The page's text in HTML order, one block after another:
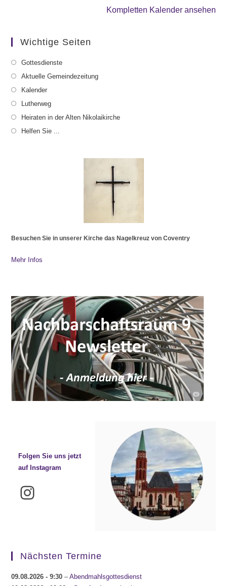
Kompletten Kalender ansehen
Wichtige Seiten
Gottesdienste
Aktuelle Gemeindezeitung
Kalender
Lutherweg
Heiraten in der Alten Nikolaikirche
Helfen Sie ...
Besuchen Sie in unserer Kirche das Nagelkreuz von Coventry
Mehr Infos
Folgen Sie uns jetzt
auf Instagram
Instagram
Nächsten Termine
09.08.2026 - 9:30 –Abendmahlsgottesdienst